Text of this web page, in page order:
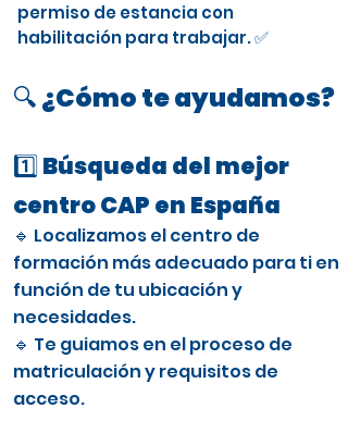
permiso de estancia con
habilitación para trabajar. ✅
🔍 ¿Cómo te ayudamos?
1️⃣ Búsqueda del mejor
centro CAP en España
🔹 Localizamos el centro de
formación más adecuado para ti en
función de tu ubicación y
necesidades.
🔹 Te guiamos en el proceso de
matriculación y requisitos de
acceso.